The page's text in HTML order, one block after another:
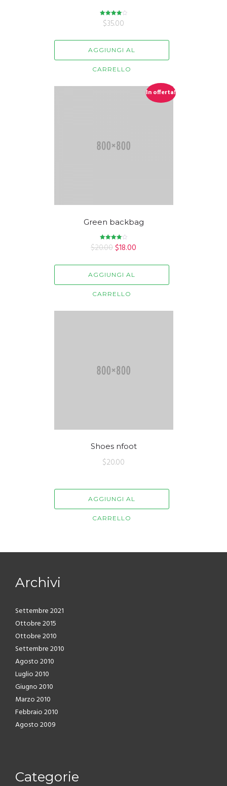
Valutato
4.00
$35.00
AGGIUNGI AL
CARRELLO
In offerta!
Green backbag
Valutato
4.00
$20.00$18.00
AGGIUNGI AL
CARRELLO
Shoes nfoot
$20.00
AGGIUNGI AL
CARRELLO
Archivi
Settembre 2021
Ottobre 2015
Ottobre 2010
Settembre 2010
Agosto 2010
Luglio 2010
Giugno 2010
Marzo 2010
Febbraio 2010
Agosto 2009
Categorie